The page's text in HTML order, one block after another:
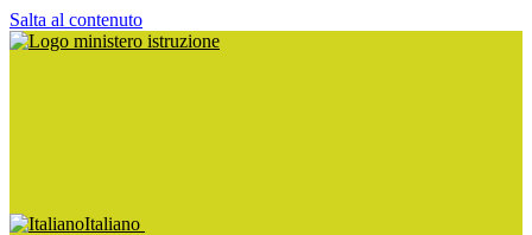
Salta al contenuto
Italiano